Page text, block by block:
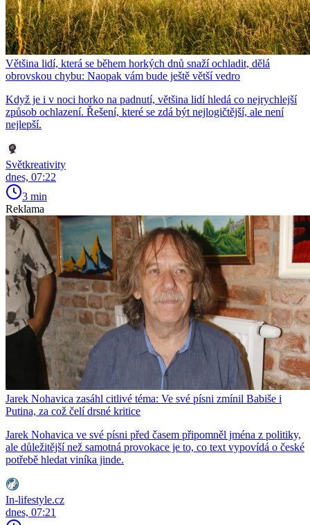
Většina lidí, která se během horkých dnů snaží ochladit, dělá
obrovskou chybu: Naopak vám bude ještě větší vedro
Když je i v noci horko na padnutí, většina lidí hledá co nejrychlejší
způsob ochlazení. Řešení, které se zdá být nejlogičtější, ale není
nejlepší.
Světkreativity
dnes, 07:22
3 min
Reklama
Jarek Nohavica zasáhl citlivé téma: Ve své písni zmínil Babiše i
Putina, za což čelí drsné kritice
Jarek Nohavica ve své písni před časem připomněl jména z politiky,
ale důležitější než samotná provokace je to, co text vypovídá o české
potřebě hledat viníka jinde.
In-lifestyle.cz
dnes, 07:21